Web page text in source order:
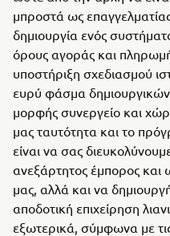
μπροστά ως
δημιουργία ενός
όρους αγοράς και
υποστήριξη σχεδιασμού
ευρύ φάσμα
μορφής συνεργείο και
μας ταυτότητα και το
είναι να σας
ανεξάρτητος έμπορος και
μας, αλλά και να
αποδοτική επιχείρηση
εξωτερικά, σύμφωνα με